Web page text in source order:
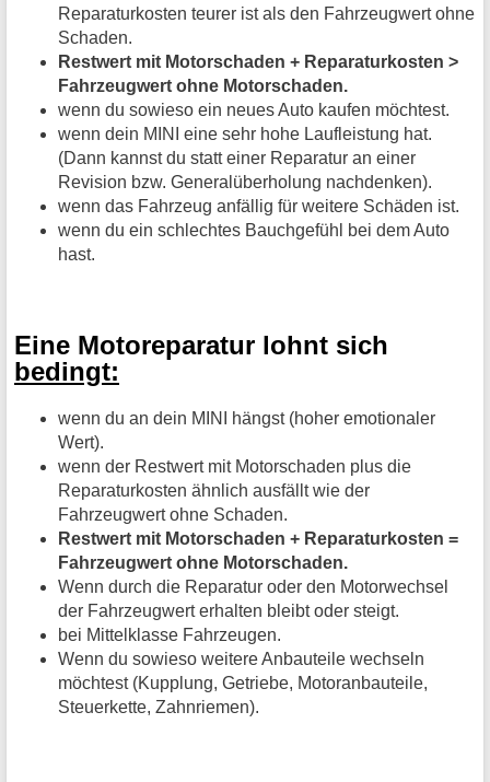
Reparaturkosten teurer ist als den Fahrzeugwert ohne
Schaden.
Restwert mit Motorschaden + Reparaturkosten >
Fahrzeugwert ohne Motorschaden.
wenn du sowieso ein neues Auto kaufen möchtest.
wenn dein MINI eine sehr hohe Laufleistung hat.
(Dann kannst du statt einer Reparatur an einer
Revision bzw. Generalüberholung nachdenken).
wenn das Fahrzeug anfällig für weitere Schäden ist.
wenn du ein schlechtes Bauchgefühl bei dem Auto
hast.
Eine Motoreparatur lohnt sich
bedingt:
wenn du an dein MINI hängst (hoher emotionaler
Wert).
wenn der Restwert mit Motorschaden plus die
Reparaturkosten ähnlich ausfällt wie der
Fahrzeugwert ohne Schaden.
Restwert mit Motorschaden + Reparaturkosten =
Fahrzeugwert ohne Motorschaden.
Wenn durch die Reparatur oder den Motorwechsel
der Fahrzeugwert erhalten bleibt oder steigt.
bei Mittelklasse Fahrzeugen.
Wenn du sowieso weitere Anbauteile wechseln
möchtest (Kupplung, Getriebe, Motoranbauteile,
Steuerkette, Zahnriemen).